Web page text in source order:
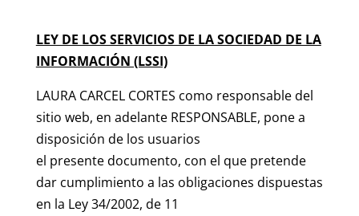
LEY DE LOS SERVICIOS DE LA SOCIEDAD DE LA
INFORMACIÓN (LSSI)
LAURA CARCEL CORTES como responsable del
sitio web, en adelante RESPONSABLE, pone a
disposición de los usuarios
el presente documento, con el que pretende
dar cumplimiento a las obligaciones dispuestas
en la Ley 34/2002, de 11